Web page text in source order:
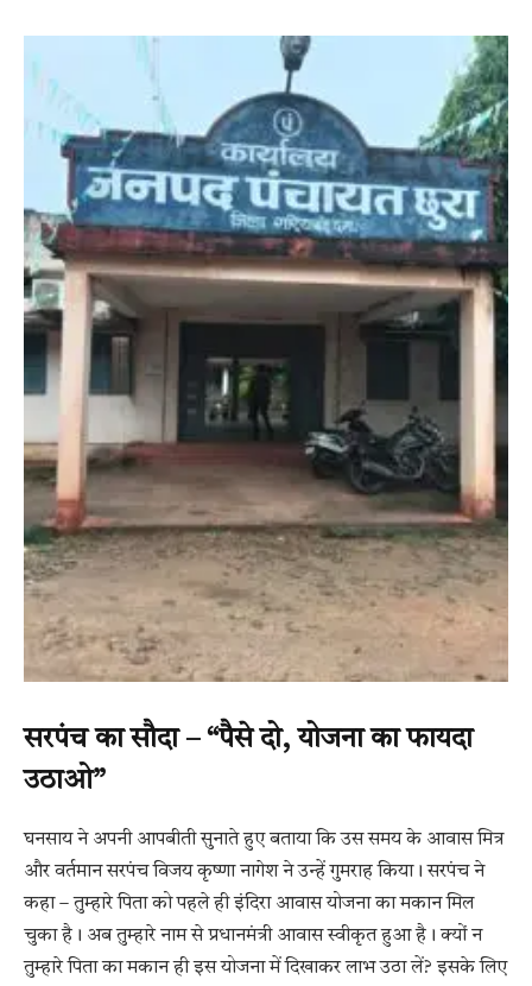
सरपंच का सौदा – “पैसे दो, योजना का फायदा
उठाओ”
घनसाय ने अपनी आपबीती सुनाते हुए बताया कि उस समय के आवास मित्र
और वर्तमान सरपंच विजय कृष्णा नागेश ने उन्हें गुमराह किया। सरपंच ने
कहा – तुम्हारे पिता को पहले ही इंदिरा आवास योजना का मकान मिल
चुका है। अब तुम्हारे नाम से प्रधानमंत्री आवास स्वीकृत हुआ है। क्यों न
तुम्हारे पिता का मकान ही इस योजना में दिखाकर लाभ उठा लें? इसके लिए